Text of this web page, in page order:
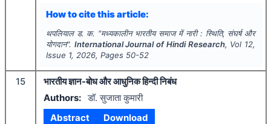
How to cite this article:
थपलियाल ड. क. "मध्यकालीन भारतीय समाज में नारी : स्थिति, संघर्ष और
योगदान". International Journal of Hindi Research, Vol 12,
Issue 1, 2026, Pages 50-52
15
भारतीय ज्ञान-बोध और आधुनिक हिन्दी निबंध
Authors: डॉ. सुजाता कुमारी
Abstract
Download